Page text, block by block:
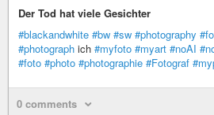
Der Tod hat viele Gesichter
#blackandwhite #bw #sw #photography
#photograph ich #myfoto #myart #noAI
#foto #photo #photographie #Fotograf
0 comments